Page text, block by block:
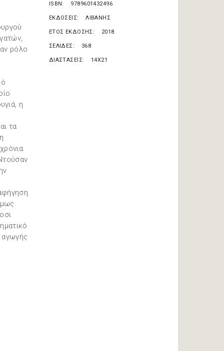
ρόλο
η
τα
αγωγής
ISBN 9789601432496
ΕΚΔΟΣΕΙΣ ΛΙΒΑΝΗΣ
ΕΤΟΣ ΕΚΔΟΣΗΣ 2018
ΣΕΛΙΔΕΣ 368
ΔΙΑΣΤΑΣΕΙΣ 14X21